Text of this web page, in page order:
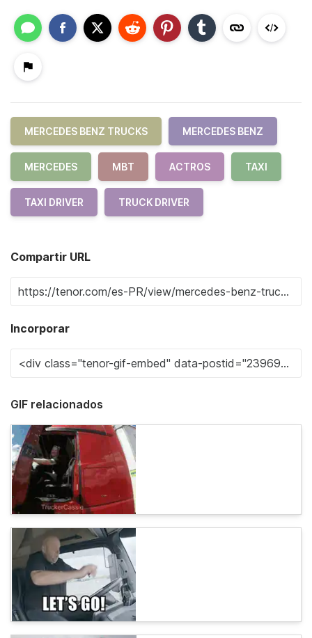
MERCEDES BENZ TRUCKS MERCEDES BENZ
MERCEDES MBT ACTROS TAXI
TAXI DRIVER TRUCK DRIVER
Compartir URL
Incorporar
GIF relacionados